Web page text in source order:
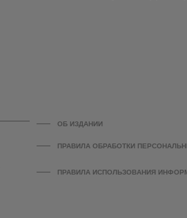
ОБ ИЗДАНИИ
ПРАВИЛА ОБРАБОТКИ
ПРАВИЛА ИСПОЛЬЗОВАНИЯ